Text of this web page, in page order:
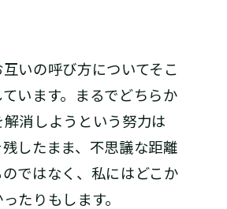
いの呼び方についてそこ
います。まるでどちらか
消しようという努力は
したまま、不思議な距離
ではなく、私にはどこか
たりもします。